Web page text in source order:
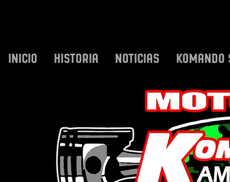
INICIO HISTORIA NOTICIAS KOMANDO